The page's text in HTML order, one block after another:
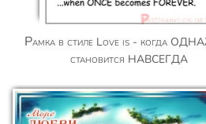
Рамка в стиле Love is - когда ОДНАЖДЫ
становится НАВСЕГДА